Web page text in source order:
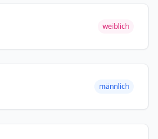
weiblich
männlich